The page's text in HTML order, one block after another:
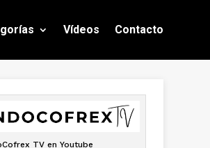
Vídeos Contacto
TV en Youtube